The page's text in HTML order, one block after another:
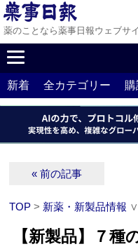
薬のことなら薬事日報ウェブサ
新着 全カテゴリー
« 前の記事
TOP > 新薬・新製品情報 ∨
【新製品】７種